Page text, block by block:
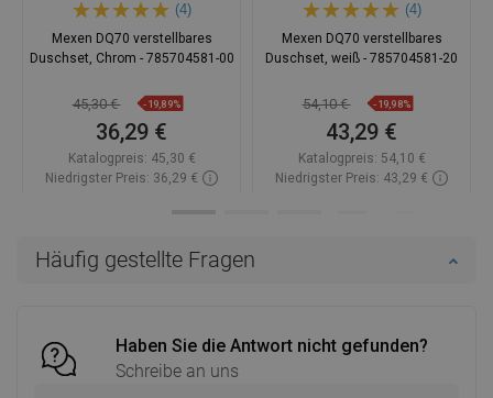
Häufig gestellte Fragen
Haben Sie die Antwort nicht gefunden?
Schreibe an uns
(4)
Mexen DQ70 verstellbares
Duschset, Chrom - 785704581-00
45,30 € -19,89%
36,29 €
Katalogpreis: 45,30 €
Niedrigster Preis: 36,29 €
(4)
Mexen DQ70 verstellbares
Duschset, weiß - 785704581-20
54,10 € -19,98%
43,29 €
Katalogpreis: 54,10 €
Niedrigster Preis: 43,29 €